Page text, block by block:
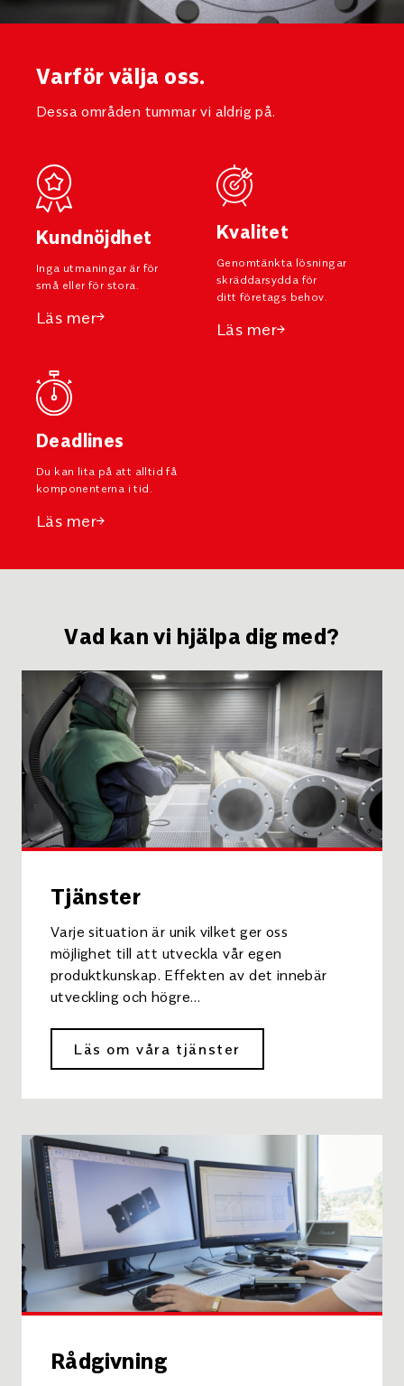
Varför välja oss.
Dessa områden tummar vi aldrig på.
Kundnöjdhet
Inga utmaningar är för
små eller för stora.
Läs mer
Kvalitet
Genomtänkta lösningar
skräddarsydda för
ditt företags behov.
Läs mer
Deadlines
Du kan lita på att alltid få
komponenterna i tid.
Läs mer
Vad kan vi hjälpa dig med?
Tjänster
Varje situation är unik vilket ger oss
möjlighet till att utveckla vår egen
produktkunskap. Effekten av det innebär
utveckling och högre…
Läs om våra tjänster
Rådgivning